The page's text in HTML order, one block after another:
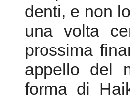
denti, e non
una volta
prossima
appello del
forma di